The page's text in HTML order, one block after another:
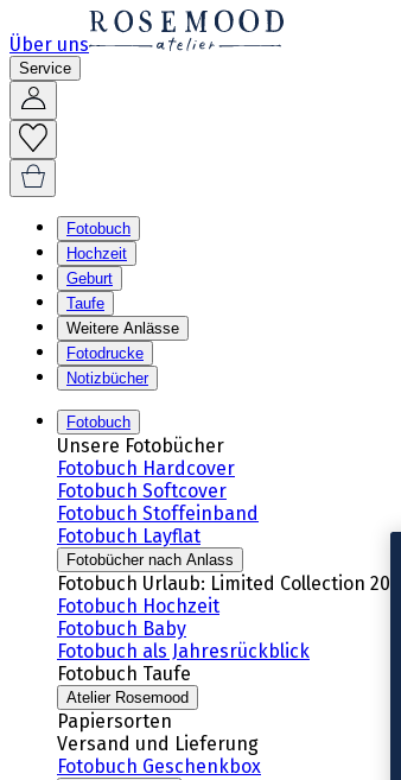
Über uns
Service
Fotobuch
Hochzeit
Geburt
Taufe
Weitere Anlässe
Fotodrucke
Notizbücher
Fotobuch
Unsere Fotobücher
Fotobuch Hardcover
Fotobuch Softcover
Fotobuch Stoffeinband
Fotobuch Layflat
Fotobücher nach Anlass
Fotobuch Urlaub: Limited Collection 2026
Fotobuch Hochzeit
Fotobuch Baby
Fotobuch als Jahresrückblick
Fotobuch Taufe
Atelier Rosemood
Papiersorten
Versand und Lieferung
Fotobuch Geschenkbox